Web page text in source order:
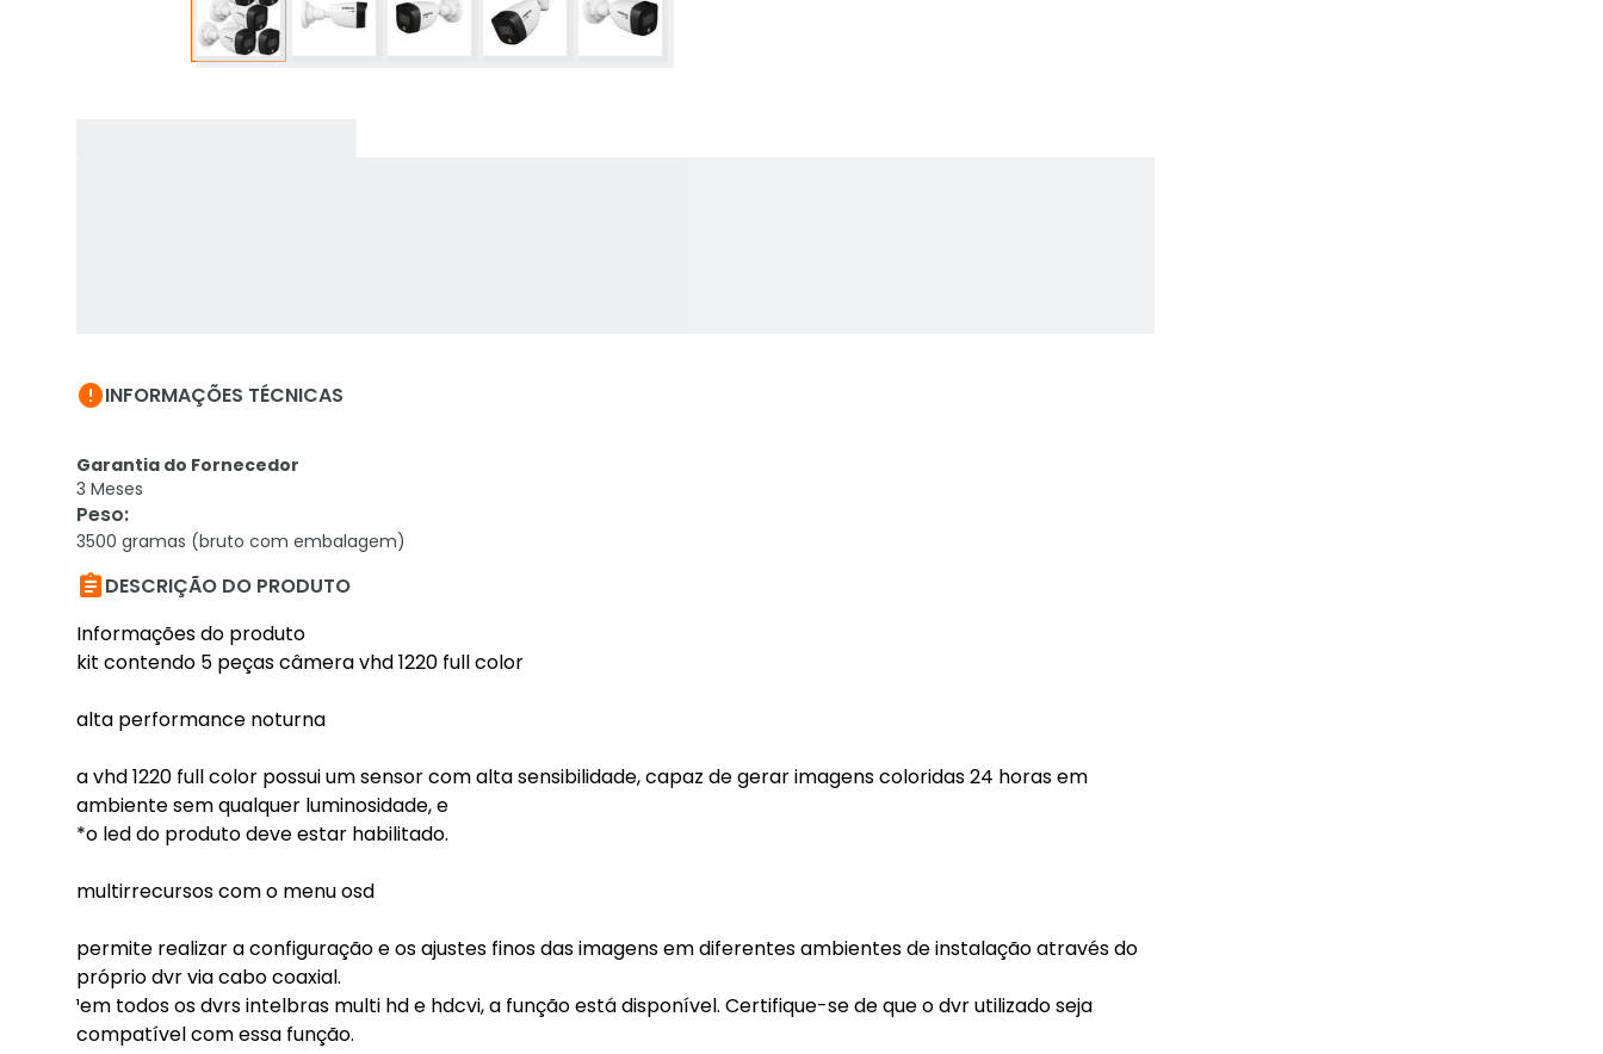
INFORMAÇÕES TÉCNICAS
Garantia do Fornecedor
3 Meses
Peso:
3500 gramas (bruto com embalagem)
DESCRIÇÃO DO PRODUTO
Informações do produto
kit contendo 5 peças câmera vhd 1220 full color
alta performance noturna
a vhd 1220 full color possui um sensor com alta sensibilidade, capaz de gerar imagens coloridas 24 horas em
ambiente sem qualquer luminosidade, e
*o led do produto deve estar habilitado.
multirrecursos com o menu osd
permite realizar a configuração e os ajustes finos das imagens em diferentes ambientes de instalação através do
próprio dvr via cabo coaxial.
¹em todos os dvrs intelbras multi hd e hdcvi, a função está disponível. Certifique-se de que o dvr utilizado seja
compatível com essa função.